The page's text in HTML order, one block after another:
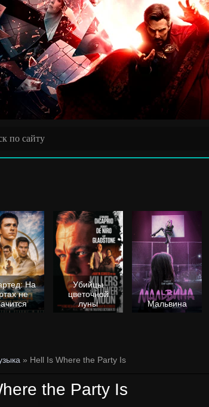
На
не
Убийцы
цветочной
луны
Мальвина
» Hell Is Where the Party Is
the Party Is